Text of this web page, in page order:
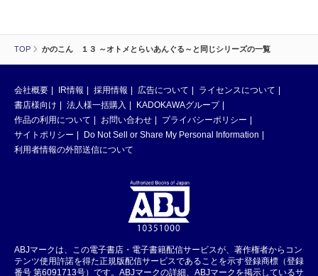
TOP かのこん １３ ～オトメとらいあんぐる～と同じシリーズの一覧
会社概要 IR情報 採用情報 広告について
ライセンスについて
書店様向け
法人様一括購入
KADOKAWAグループ
作品の利用について
お問い合わせ
プライバシーポリシー
サイトポリシー
Do Not Sell or Share My Personal Information
利用者情報の外部送信について
ABJマークは、この電子書店・電子書籍配信サービスが、著作権者からコン
テンツ使用許諾を得た正規版配信サービスであることを示す登録商標（登録
番号 第6091713号）です。ABJマークの詳細、ABJマークを掲示しているサ